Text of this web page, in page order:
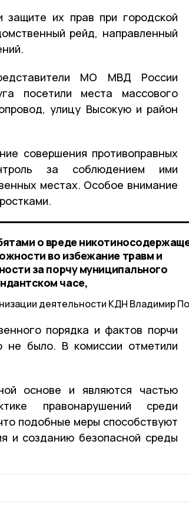
их прав при городской
рейд, направленный
МО МВД России
посетили места массового
улицу Высокую и район
совершения противоправных
за соблюдением ими
местах. Особое внимание
о вреде
во избежание травм и
за порчу муниципального
часе,
деятельности КДН Владимир
порядка и фактов порчи
не было. В комиссии отметили
основе и являются частью
правонарушений среди
подобные меры способствуют
и созданию безопасной среды